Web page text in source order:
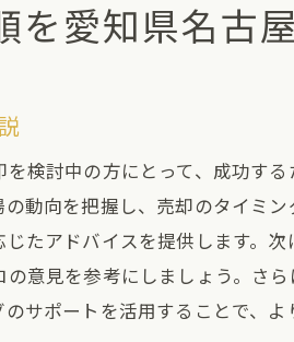
地域特性を活かした
地元密着の有明ハウジング
市場を知り尽くした
売却成功を導くコミ
顧客第一のサービス
地域特有の売却テクニ
創業30年の信頼を基にし
を愛知県名古
検討中の方にとって、成功す
動向を把握し、売却のタイミ
たアドバイスを提供します。
意見を参考にしましょう。さ
サポートを活用することで、よ